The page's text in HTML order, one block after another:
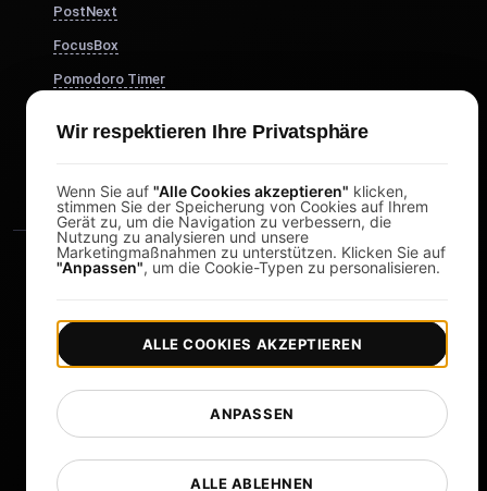
PostNext
FocusBox
Pomodoro Timer
DesignerBox
Copyright © 2026 LoadFocus | Geschäftsbedingungen |
Datenschutzrichtlinie | Datenschutz |
Cookie-Einstellungen
Wir respektieren Ihre Privatsphäre
Wenn Sie auf "Alle Cookies akzeptieren" klicken,
stimmen Sie der Speicherung von Cookies auf Ihrem
Gerät zu, um die Navigation zu verbessern, die
Nutzung zu analysieren und unsere
Marketingmaßnahmen zu unterstützen. Klicken Sie auf
"Anpassen", um die Cookie-Typen zu personalisieren.
ALLE ABLEHNEN
ANPASSEN
ALLE COOKIES AKZEPTIEREN